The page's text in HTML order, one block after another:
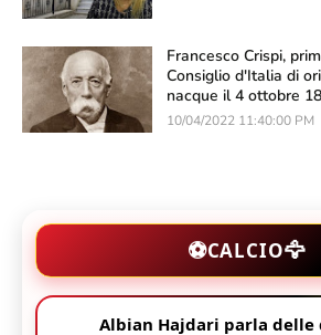
Francesco Crispi,
Consiglio d'Italia di
nacque il 4 ottobre
10/04/2022 11:40:00 PM
⚽CALCIO🦅
Albian Hajdari parla